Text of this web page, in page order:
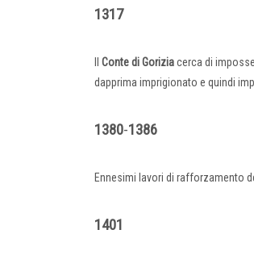
1317
Conte di Goriziacerca di
dapprima imprigionato e quindi
1380-1386
Ennesimi lavori di rafforzamento
1401